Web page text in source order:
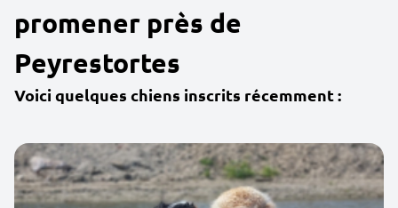
promener près de
Peyrestortes
Voici quelques chiens inscrits récemment :